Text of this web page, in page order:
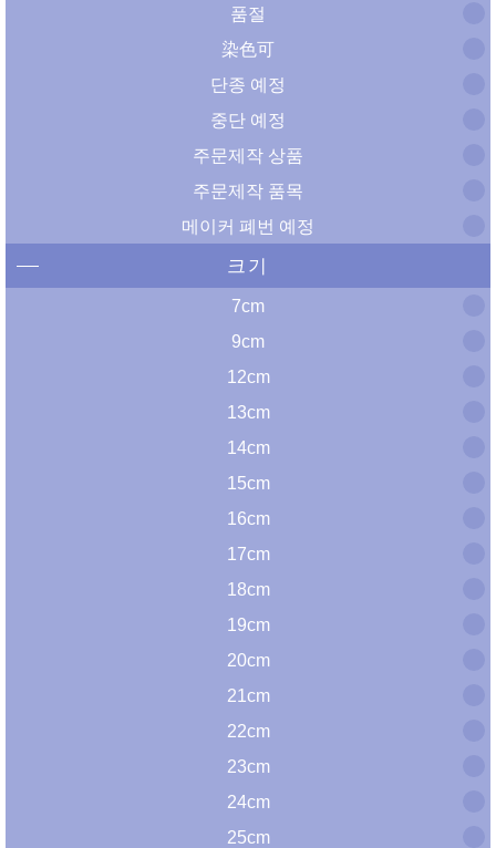
품절
染色可
단종 예정
중단 예정
주문제작 상품
주문제작 품목
메이커 폐번 예정
크기
7cm
9cm
12cm
13cm
14cm
15cm
16cm
17cm
18cm
19cm
20cm
21cm
22cm
23cm
24cm
25cm